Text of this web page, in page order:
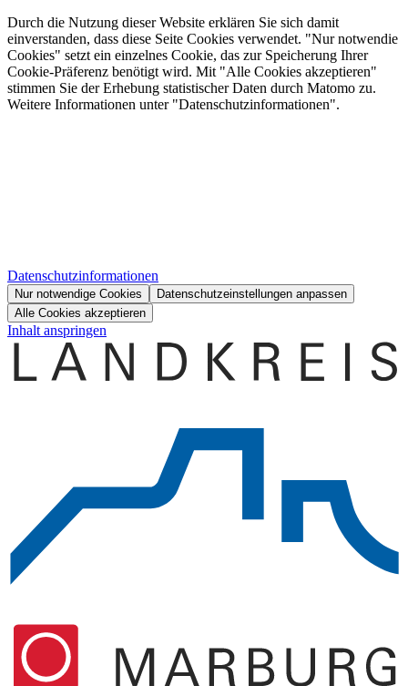
Durch die Nutzung dieser Website erklären Sie sich damit
einverstanden, dass diese Seite Cookies verwendet. "Nur notwendie
Cookies" setzt ein einzelnes Cookie, das zur Speicherung Ihrer
Cookie-Präferenz benötigt wird. Mit "Alle Cookies akzeptieren"
stimmen Sie der Erhebung statistischer Daten durch Matomo zu.
Weitere Informationen unter "Datenschutzinformationen".
Datenschutzinformationen
Nur notwendige Cookies
Datenschutzeinstellungen anpassen
Alle Cookies akzeptieren
Inhalt anspringen